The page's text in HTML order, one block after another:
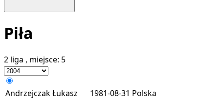
Piła
2 liga , miejsce: 5
Andrzejczak Łukasz 1981-08-31 Polska